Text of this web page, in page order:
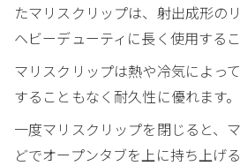
たマリスクリップは、射出成形の
ヘビーデューティに長く使用する
マリスクリップは熱や冷気によっ
することもなく耐久性に優れます。
一度マリスクリップを閉じると、
どでオープンタブを上に持ち上げ